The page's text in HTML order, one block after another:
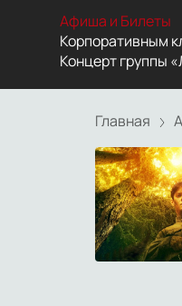
Афиша и Билеты
Корпоративным
Концерт группы
Главная